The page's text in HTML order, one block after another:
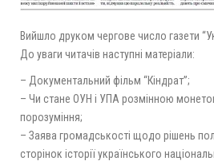
Вийшло друком чергове число газети
До уваги читачів наступні матеріали:
– Документальний фільм “Кіндрат”;
– Чи стане ОУН і УПА розмінною
порозуміння;
– Заява громадськості щодо рішень
сторінок історії українського